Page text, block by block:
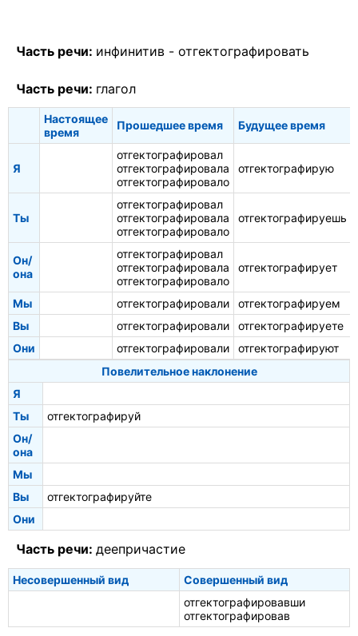
Часть речи: инфинитив - отгектографировать
Часть речи: глагол
Настоящее
время
Прошедшее время Будущее время
Я
отгектографировал
отгектографировала
отгектографировало
отгектографирую
Ты
отгектографировал
отгектографировала
отгектографировало
отгектографируешь
Он/
она
отгектографировал
отгектографировала
отгектографировало
отгектографирует
Мы отгектографировали
отгектографируем
Вы
отгектографировали
отгектографируете
Они
отгектографировали
отгектографируют
Повелительное наклонение
Я
Ты
отгектографируй
Он/
она
Мы
Вы
отгектографируйте
Они
Часть речи: деепричастие
Несовершенный вид
Совершенный вид
отгектографировавши
отгектографировав